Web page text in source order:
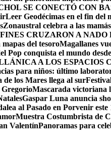
SE CONECTÓ CON
Leer Geodécimas en el fin
Zonaustral celebra a las
CRUZARON A
mapas del tesoroMagallanes
Pop conquista el mundo
A LOS ESPACIOS
para niños: último
los Mares llega al sur
GregorioMascarada victoriana
Gaspar Luna anuncia
al Pasado en Porvenir
Muestra Costumbrista de
ValentínPanoramas para